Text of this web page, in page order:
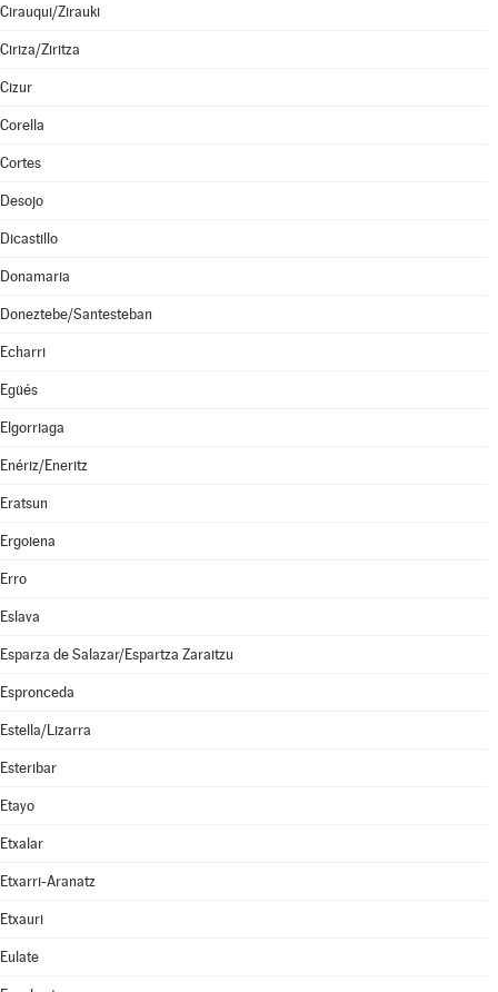
Cirauqui/Zirauki
Ciriza/Ziritza
Cizur
Corella
Cortes
Desojo
Dicastillo
Donamaria
Doneztebe/Santesteban
Echarri
Egüés
Elgorriaga
Enériz/Eneritz
Eratsun
Ergoiena
Erro
Eslava
Esparza de Salazar/Espartza Zaraitzu
Espronceda
Estella/Lizarra
Esteribar
Etayo
Etxalar
Etxarri-Aranatz
Etxauri
Eulate